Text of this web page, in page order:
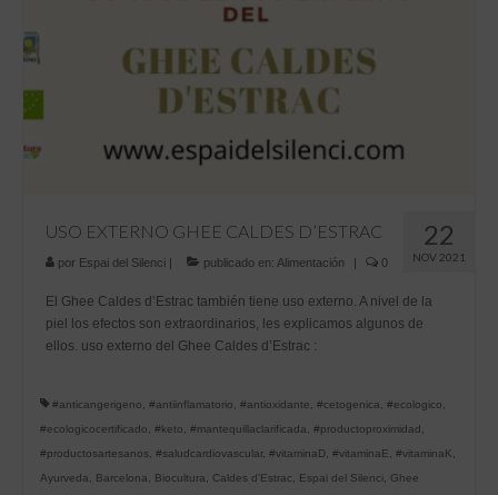
22
NOV 2021
USO EXTERNO GHEE CALDES D’ESTRAC
por Espai del Silenci | publicado en: Alimentación | 0
El Ghee Caldes d’Estrac también tiene uso externo. A nivel de la
piel los efectos son extraordinarios, les explicamos algunos de
ellos. uso externo del Ghee Caldes d’Estrac :
#anticangerigeno #antiinflamatorio #antioxidante #cetogenica #ecologico
#ecologicocertificado
#keto #mantequillaclarificada #productoproximidad
#productosartesanos #saludcardiovascular, #vitaminaD #vitaminaE #vitaminaK
Ayurveda
Barcelona Biocultura Caldes d'Estrac Espai del Silenci Ghee